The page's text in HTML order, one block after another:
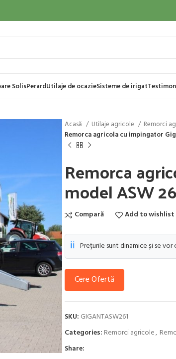
SolisPerardUtilaje de ocazieSisteme de irigat
Acasă Utilaje agricole Remorci
Remorca agricola cu impingator
Remorca
model ASW
Compară Add to wishlist
ℹ️ Prețurile sunt dinamice și se
Cere Ofertă
SKU: GIGANTASW261
Categories: Remorci agricole,
Share: